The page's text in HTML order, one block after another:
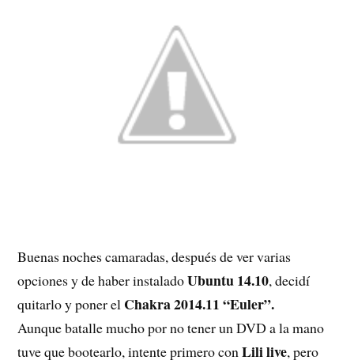
Buenas noches camaradas, después de ver varias
opciones y de haber instaladoUbuntu 14.10, decidí
quitarlo y poner el Chakra 2014.11 “Euler”.
Aunque batalle mucho por no tener un DVD a la mano
tuve que bootearlo, intente primero conLili live, pero